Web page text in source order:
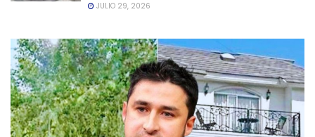
JULIO 29, 2026